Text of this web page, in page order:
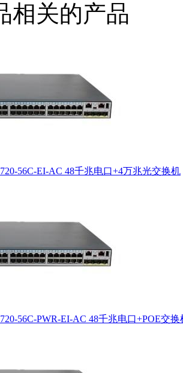
相关的产品
56C-EI-AC 48千兆电口+4万兆光交换机
56C-PWR-EI-AC 48千兆电口+POE交换